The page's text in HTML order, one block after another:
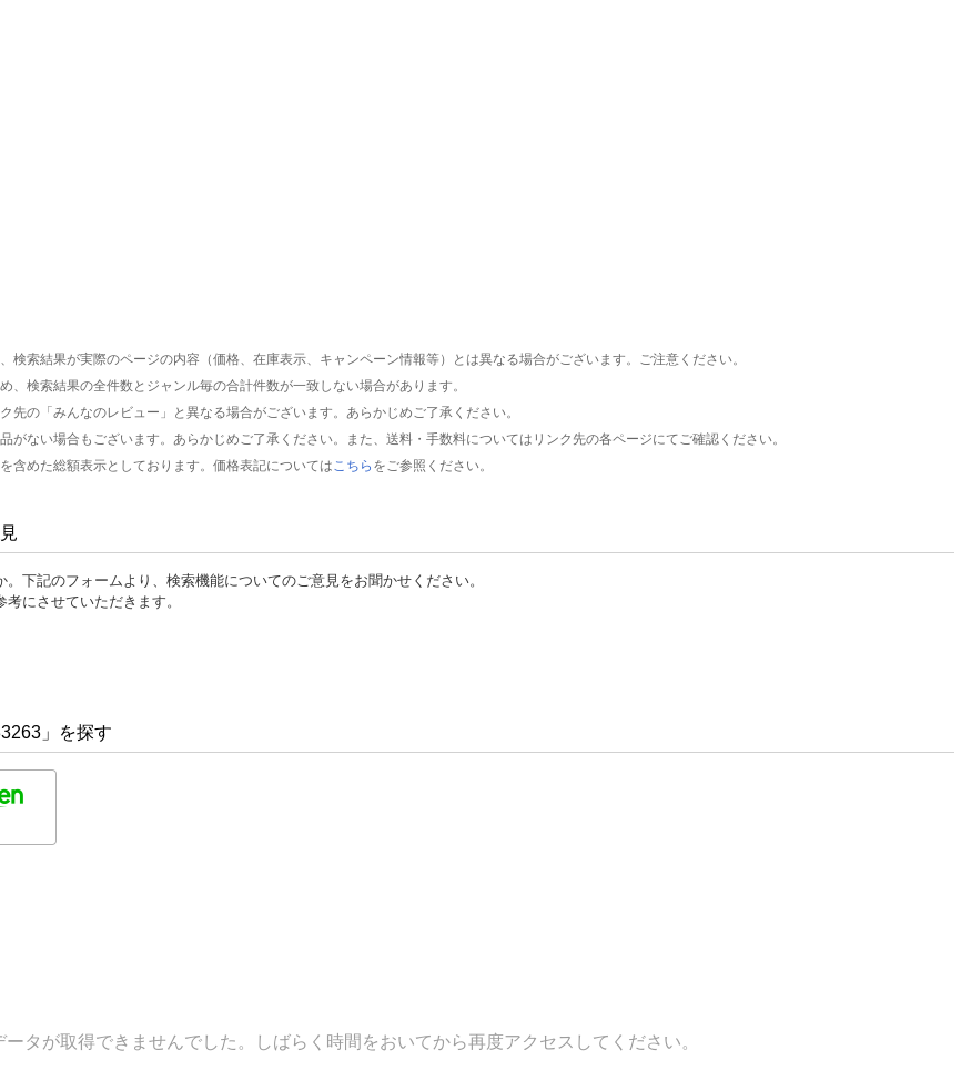
索結果が実際のページの内容（価格、在庫表示、キャンペーン情報等）とは異なる場合がございます。ご注意ください。
検索結果の全件数とジャンル毎の合計件数が一致しない場合があります。
の「みんなのレビュー」と異なる場合がございます。あらかじめご了承ください。
ない場合もございます。あらかじめご了承ください。また、送料・手数料についてはリンク先の各ページにてご確認ください。
含めた総額表示としております。価格表記については こちら をご参照ください。
下記のフォームより、検索機能についてのご意見をお聞かせください。
にさせていただきます。
」を探す
ータが取得できませんでした。しばらく時間をおいてから再度アクセスしてください。